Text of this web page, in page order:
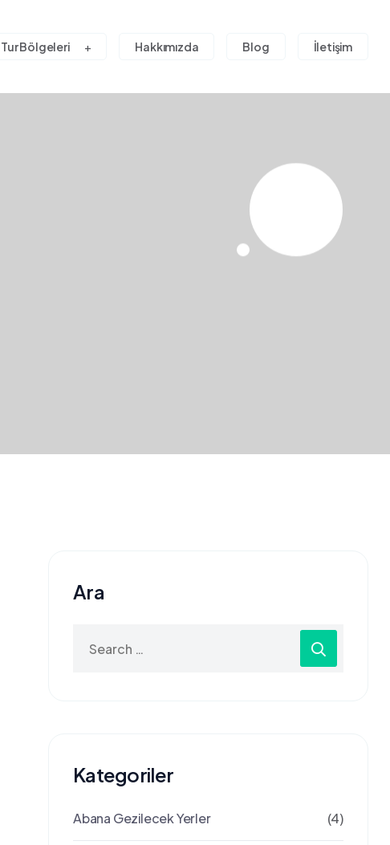
Tur Bölgeleri Hakkımızda Blog İletişim
Ara
for:
Kategoriler
Abana Gezilecek Yerler (4)